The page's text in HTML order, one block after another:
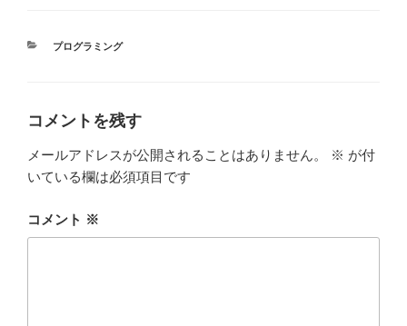
e
o
k
er
カ
プログラミング
コメントを残す
メールアドレスが公開されることはありません。 ※ が付
いている欄は必須項目です
コメント ※